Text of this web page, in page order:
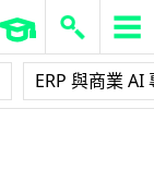
ERP 與商業 AI